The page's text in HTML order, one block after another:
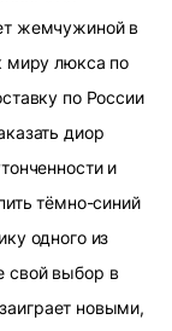
жемчужиной в
миру люкса по
по России
диор
и
тёмно-синий
одного из
свой выбор в
новыми,